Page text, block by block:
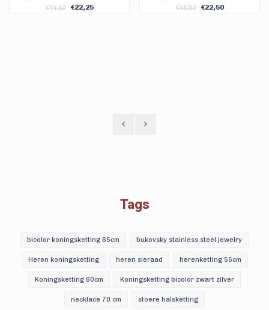
geronde schakels in Konings motief.
€45,00 €22,50
geronde schakels in Konings motief.
€59,50 €29,75
Tags
Tags
bicolor koningsketting 65cm bukovsky stainless steel jewelry
Heren koningsketting heren sieraad herenketting 55cm
Koningsketting 60cm Koningsketting bicolor zwart zilver
necklace 70 cm stoere halsketting